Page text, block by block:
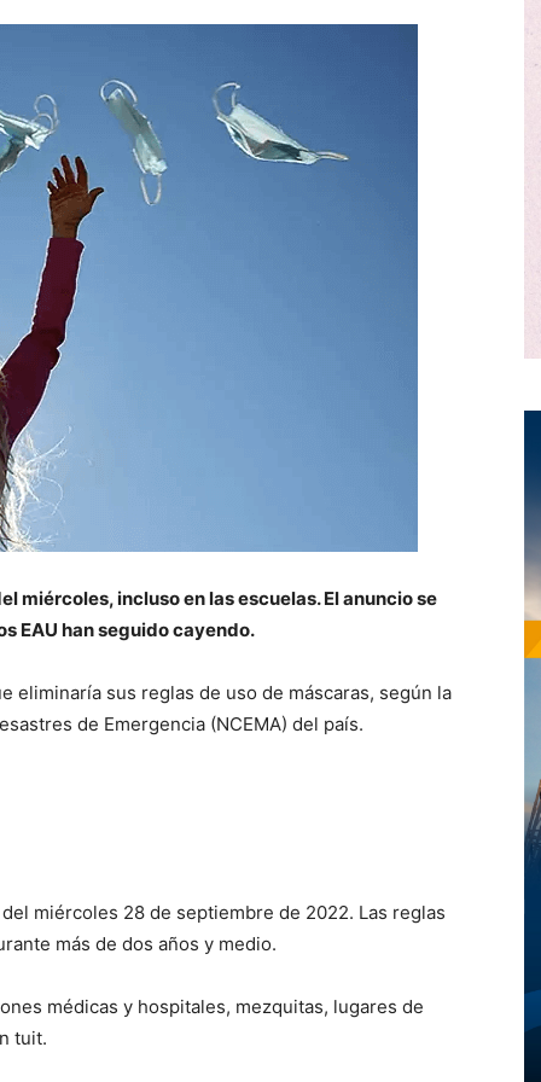
miércoles, incluso en las escuelas. El anuncio se
EAU han seguido cayendo.
eliminaría sus reglas de uso de máscaras, según la
de Emergencia (NCEMA) del país.
miércoles 28 de septiembre de 2022. Las reglas
más de dos años y medio.
médicas y hospitales, mezquitas, lugares de
tuit.